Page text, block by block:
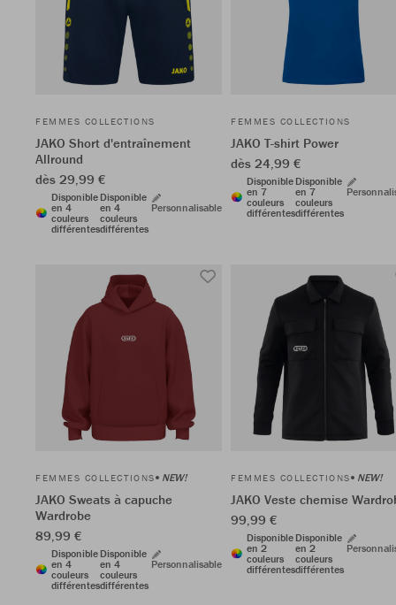
FEMMES COLLECTIONS
JAKO Short d'entraînement
Allround
dès 29,99 €
Disponible
en 4
couleurs
différentes
Disponible
en 4
couleurs
différentes
Personnalisable
FEMMES COLLECTIONS
JAKO T-shirt Power
dès 24,99 €
Disponible
en 7
couleurs
différentes
Disponible
en 7
couleurs
différentes
FEMMES COLLECTIONS NEW!
JAKO Sweats à capuche
Wardrobe
89,99 €
Disponible
en 4
couleurs
différentes
Disponible
en 4
couleurs
différentes
Personnalisable
FEMMES COLLECTIONS NEW!
JAKO Veste chemise
99,99 €
Disponible
en 2
couleurs
différentes
Disponible
en 2
couleurs
différentes